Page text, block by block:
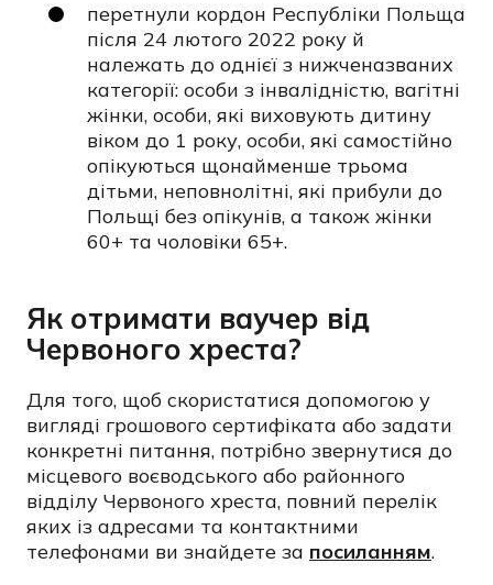
перетнули кордон Республіки Польща
після 24 лютого 2022 року й
належать до однієї з нижченазваних
категорії: особи з інвалідністю, вагітні
жінки, особи, які виховують дитину
віком до 1 року, особи, які самостійно
опікуються щонайменше трьома
дітьми, неповнолітні, які прибули до
Польщі без опікунів, а також жінки
60+ та чоловіки 65+.
Як отримати ваучер від
Червоного хреста?
Для того, щоб скористатися допомогою у
вигляді грошового сертифіката або задати
конкретні питання, потрібно звернутися до
місцевого воєводського або районного
відділу Червоного хреста, повний перелік
яких із адресами та контактними
телефонами ви знайдете за посиланням.